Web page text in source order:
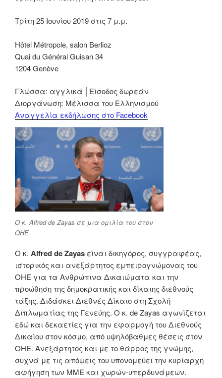
Τρίτη 25 Ιουνίου 2019 στις 7 μ.μ.
Hôtel Métropole, salon Berlioz
Quai du Général Guisan 34
1204 Genève
Γλώσσα: αγγλικά │Είσοδος δωρεάν
Διοργάνωση: Μέλισσα του Ελληνισμού
Αναγγελία εκδήλωσης στο Facebook
Ο κ. Alfred de Zayas σε μια ομιλία του στον
ΟΗΕ
Ο κ. Alfred de Zayas είναι δικηγόρος, συγγραφέας,
ιστορικός και ανεξάρτητος εμπειρογνώμονας του
ΟΗΕ για τα Ανθρώπινα Δικαιώματα και την
προώθηση της δημοκρατικής και δίκαιης διεθνούς
τάξης. Διδάσκει Διεθνές Δίκαιο στη Σχολή
Διπλωματίας της Γενεύης. Ο κ. de Zayas αγωνίζεται
εδώ και δεκαετίες για την εφαρμογή του Διεθνούς
Δικαίου στον κόσμο, από υψηλόβαθμες θέσεις στον
ΟΗΕ. Ανεξάρτητος και με το θάρρος της γνώμης,
συχνά με τις απόψεις του υπονομεύει την κυρίαρχη
αφήγηση των ΜΜΕ και χωρών-υπερδυνάμεων.